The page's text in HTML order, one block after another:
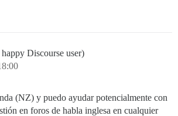
Discourse user)
(NZ) y puedo ayudar potencialmente con
en foros de habla inglesa en cualquier